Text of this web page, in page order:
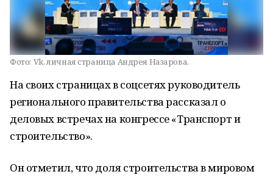
Фото: Vk, личная страница Андрея Назарова.
На своих страницах в соцсетях руководитель
регионального правительства рассказал о
деловых встречах на конгрессе «Транспорт и
строительство».
Он отметил, что доля строительства в мировом